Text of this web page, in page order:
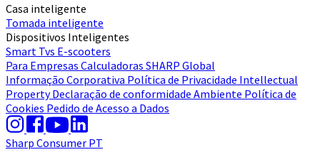
Casa inteligente
Tomada inteligente
Dispositivos Inteligentes
Smart Tvs E-scooters
Para Empresas Calculadoras SHARP Global
Informação Corporativa Política de Privacidade Intellectual
PropertyDeclaração de conformidade Ambiente Política de
Cookies Pedido de Acesso a Dados
Sharp Consumer PT